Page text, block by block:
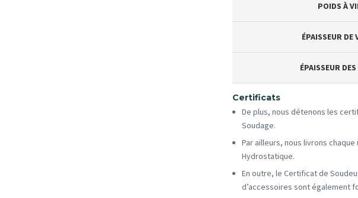
POIDS À
ÉPAISSEUR DE
ÉPAISSEUR
Certificats
De plus, nous détenons les
Soudage.
Par ailleurs, nous livrons
Hydrostatique.
En outre, le Certificat de
d’accessoires sont également